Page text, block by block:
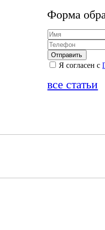
Форма
Я согласен с
все статьи